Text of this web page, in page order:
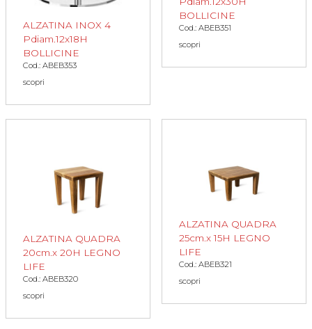
ALZATINA INOX 4
Pdiam.12x18H
BOLLICINE
Cod.: ABEB353
scopri
BOLLICINE
Cod.: ABEB351
scopri
ALZATINA QUADRA
20cm.x 20H LEGNO
LIFE
Cod.: ABEB320
scopri
ALZATINA QUADRA
25cm.x 15H LEGNO
LIFE
Cod.: ABEB321
scopri